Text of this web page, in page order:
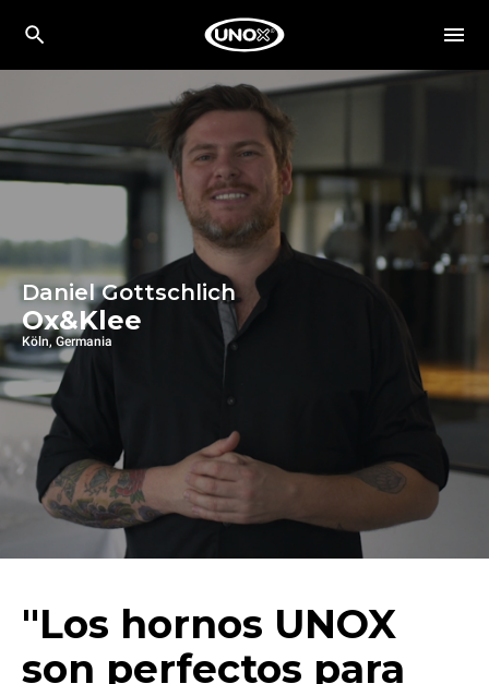
Daniel Gottschlich
Ox&Klee
Köln, Germania
"Los hornos UNOX
son perfectos para